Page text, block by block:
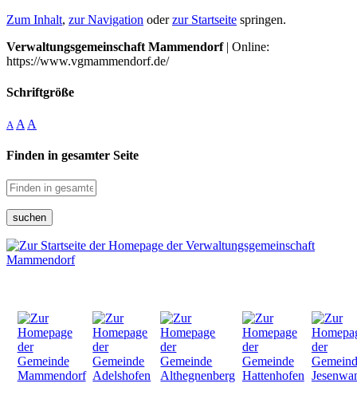
Zum Inhalt, zur Navigation oderzur Startseite springen.
Verwaltungsgemeinschaft Mammendorf| Online:
https://www.vgmammendorf.de/
Schriftgröße
A A A
Finden in gesamter Seite
suchen